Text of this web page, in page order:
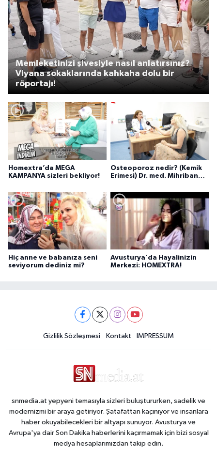
Homextra’da MEGA
KAMPANYA sizleri bekliyor!
Osteoporoz nedir? (Kemik
Erimesi) Dr. med. Mihriban
Memleketinizi şivesiyle nasıl anlatırsınız?
Viyana sokaklarında kahkaha dolu bir
röportajı!
Hiç anne ve babanıza seni
seviyorum dediniz mi?
Avusturya'da Hayalinizin
Merkezi: HOMEXTRA!
Gizlilik Sözleşmesi Kontakt IMPRESSUM
snmedia.at yepyeni temasıyla sizleri buluştururken, sadelik ve
modernizmi bir araya getiriyor. Şatafattan kaçınıyor ve insanlara
haber okuyabilecekleri bir altyapı sunuyor. Avusturya ve
Avrupa'ya dair Son Dakika haberlerini kaçırmamak için bizi sosyal
medya hesaplarımızdan takip edin.